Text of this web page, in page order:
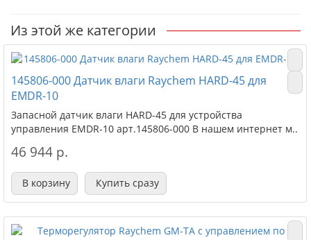
Из этой же категории
145806-000 Датчик влаги Raychem HARD-45 для
EMDR-10
Запасной датчик влаги HARD-45 для устройства
управления EMDR-10 арт.145806-000 В нашем интернет м..
46 944 р.
В корзину Купить сразу